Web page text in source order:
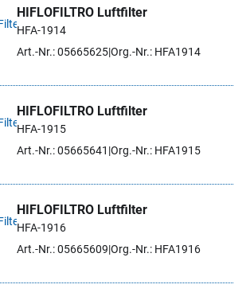
HIFLOFILTRO Luftfilter
HFA-1914
Art.-Nr.: 05665625Org.-Nr.: HFA1914
HIFLOFILTRO Luftfilter
HFA-1915
Art.-Nr.: 05665641 Org.-Nr.: HFA1915
HIFLOFILTRO Luftfilter
HFA-1916
Art.-Nr.: 05665609 Org.-Nr.: HFA1916